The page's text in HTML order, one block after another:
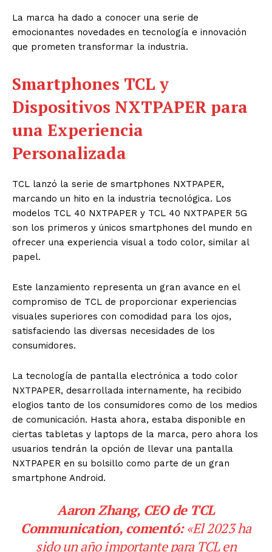
La marca ha dado a conocer una serie de
emocionantes novedades en tecnología e innovación
que prometen transformar la industria.
Smartphones TCL y
Dispositivos NXTPAPER para
una Experiencia
Personalizada
TCL lanzó la serie de smartphones NXTPAPER,
marcando un hito en la industria tecnológica. Los
modelos TCL 40 NXTPAPER y TCL 40 NXTPAPER 5G
son los primeros y únicos smartphones del mundo en
ofrecer una experiencia visual a todo color, similar al
papel.
Este lanzamiento representa un gran avance en el
compromiso de TCL de proporcionar experiencias
visuales superiores con comodidad para los ojos,
satisfaciendo las diversas necesidades de los
consumidores.
La tecnología de pantalla electrónica a todo color
NXTPAPER, desarrollada internamente, ha recibido
elogios tanto de los consumidores como de los medios
de comunicación. Hasta ahora, estaba disponible en
ciertas tabletas y laptops de la marca, pero ahora los
usuarios tendrán la opción de llevar una pantalla
NXTPAPER en su bolsillo como parte de un gran
smartphone Android.
Aaron Zhang, CEO de TCL
Communication, comentó:«El 2023 ha
sido un año importante para TCL en